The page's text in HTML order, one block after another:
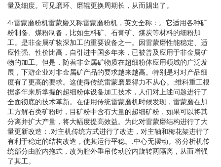
量及细度。可见磨环、磨辊更换周期长，从而踢出了。
4r雷蒙磨粉机雷蒙磨又称雷蒙磨粉机，英文全称：。它适用各种矿
粉制备、煤粉制备，比如生料矿、石膏矿、煤炭等材料的细粉加
工。是非金属矿物深加工的重要设备之一。因雷蒙磨性能稳定、适
应性强、性价比高，自引进中国多年来，已被普及应用于非金属矿
物的加工。但是，随着非金属矿物质在超细粉体应用领域的广泛发
展，下游企业对非金属矿产品的要求越来越高。特别是对对产品细
度有了更高的要求。这使得传统雷蒙磨显得力不从心。:维科重工根
据多年来所掌握的超细粉体设备加工技术，人们对上述问题进行了
全面彻底的技术革新。在使用传统雷蒙磨机时候发现，雷蒙磨在加
工方解石类矿粉时，目矿粉中含有大量的超细矿粉，如果可以将其
分离并扩大产量，将大幅度提高效益。为此对雷蒙磨结构进行了大
量更新改造：.对主机传统方式进行了改进，对主轴和梅花架进行了
有利于稳定的结构改造，使其运行平稳。.中心无摆动。将分析机传
统部分由腔内拖式，改为腔外垂吊传动腔内旋转两隔离，从而增强
了其工。